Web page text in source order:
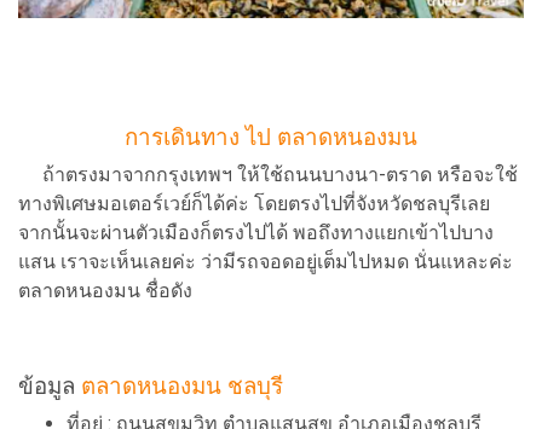
การเดินทาง ไป ตลาดหนองมน
ถ้าตรงมาจากกรุงเทพฯ ให้ใช้ถนนบางนา-ตราด หรือจะใช้
ทางพิเศษมอเตอร์เวย์ก็ได้ค่ะ โดยตรงไปที่จังหวัดชลบุรีเลย
จากนั้นจะผ่านตัวเมืองก็ตรงไปได้ พอถึงทางแยกเข้าไปบาง
แสน เราจะเห็นเลยค่ะ ว่ามีรถจอดอยู่เต็มไปหมด นั่นแหละค่ะ
ตลาดหนองมน ชื่อดัง
ข้อมูล ตลาดหนองมน ชลบุรี
ที่อยู่ : ถนนสุขุมวิท ตำบลแสนสุข อำเภอเมืองชลบุรี